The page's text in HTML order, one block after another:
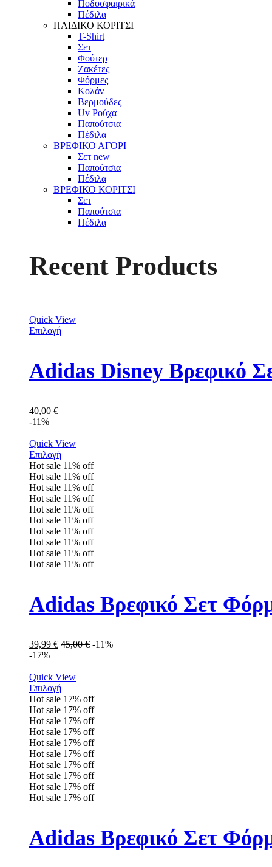
Ποδοσφαιρικά
Πέδιλα
ΠΑΙΔΙΚΟ ΚΟΡΙΤΣΙ
T-Shirt
Σετ
Φούτερ
Ζακέτες
Φόρμες
Κολάν
Βερμούδες
Uv Ρούχα
Παπούτσια
Πέδιλα
ΒΡΕΦΙΚΟ ΑΓΟΡΙ
Σετ new
Παπούτσια
Πέδιλα
ΒΡΕΦΙΚΟ ΚΟΡΙΤΣΙ
Σετ
Παπούτσια
Πέδιλα
Recent Products
Quick View
Επιλογή
Adidas Disney Βρεφικό
40,00 €
-11%
Quick View
Επιλογή
Hot sale 11% off
Hot sale 11% off
Hot sale 11% off
Hot sale 11% off
Hot sale 11% off
Hot sale 11% off
Hot sale 11% off
Hot sale 11% off
Hot sale 11% off
Hot sale 11% off
Adidas Βρεφικό Σετ
39,99 € 45,00€ -11%
-17%
Quick View
Επιλογή
Hot sale 17% off
Hot sale 17% off
Hot sale 17% off
Hot sale 17% off
Hot sale 17% off
Hot sale 17% off
Hot sale 17% off
Hot sale 17% off
Hot sale 17% off
Hot sale 17% off
Adidas Βρεφικό Σετ